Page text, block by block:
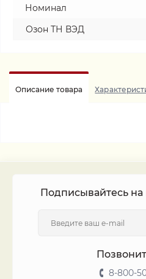
Номинал
Озон ТН ВЭД
Описание товара
Подписывайтесь на
8-800-